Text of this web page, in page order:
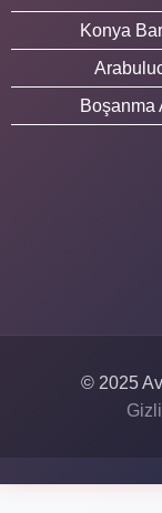
Konya
Boşanma
© 2025